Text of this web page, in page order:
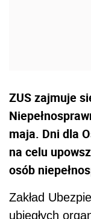
ZUS zajmuje
maja. Dni dla
na celu
osób
Zakład
ubiegłych